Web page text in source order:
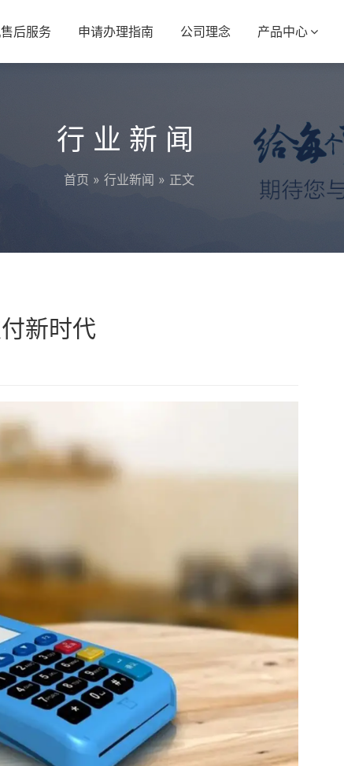
后服务 申请办理指南 公司理念 产品中心
行业新闻
首页 » 行业新闻 » 正文
新时代